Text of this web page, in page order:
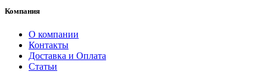
Компания
О компании
Контакты
Доставка и Оплата
Статьи